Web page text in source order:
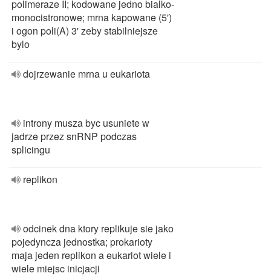
polimeraze II; kodowane jedno bialko-
monocistronowe; mrna kapowane (5')
i ogon poli(A) 3' zeby stabilniejsze
bylo
dojrzewanie mrna u eukariota
introny musza byc usuniete w
jadrze przez snRNP podczas
splicingu
replikon
odcinek dna ktory replikuje sie jako
pojedyncza jednostka; prokarioty
maja jeden replikon a eukariot wiele i
wiele miejsc inicjacji